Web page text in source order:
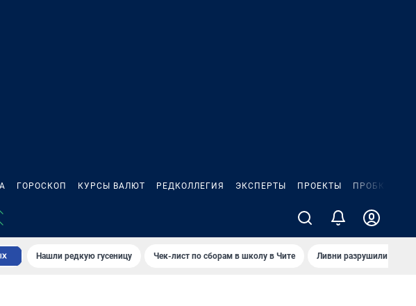
ГОРОСКОП КУРСЫ ВАЛЮТ РЕДКОЛЛЕГИЯ ЭКСПЕРТЫ ПРОЕКТЫ ПРОБКИ
Нашли редкую гусеницу Чек-лист по сборам в школу в Чите Ливни разрушили